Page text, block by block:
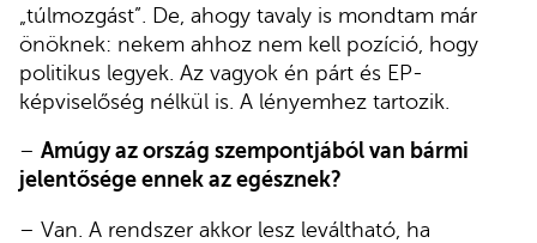
„túlmozgást”. De, ahogy tavaly is mondtam már
önöknek: nekem ahhoz nem kell pozíció, hogy
politikus legyek. Az vagyok én párt és EP-
képviselőség nélkül is. A lényemhez tartozik.
– Amúgy az ország szempontjából van bármi
jelentősége ennek az egésznek?
– Van. A rendszer akkor lesz leváltható, ha